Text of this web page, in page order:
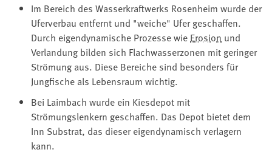
Im Bereich des Wasserkraftwerks Rosenheim wurde der
Uferverbau entfernt und "weiche" Ufer geschaffen.
Durch eigendynamische Prozesse wie Erosion und
Verlandung bilden sich Flachwasserzonen mit geringer
Strömung aus. Diese Bereiche sind besonders für
Jungfische als Lebensraum wichtig.
Bei Laimbach wurde ein Kiesdepot mit
Strömungslenkern geschaffen. Das Depot bietet dem
Inn Substrat, das dieser eigendynamisch verlagern
kann.